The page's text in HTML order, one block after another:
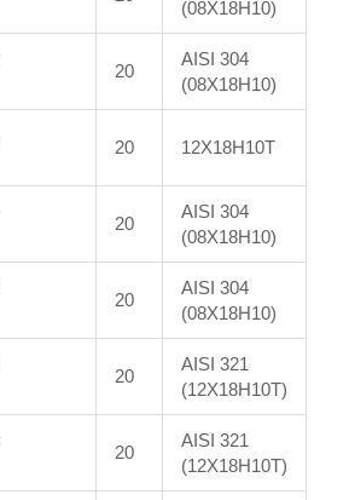
(08Х18Н10)
20
AISI 304
(08Х18Н10)
20 12Х18Н10Т
20
AISI 304
(08Х18Н10)
20
AISI 304
(08Х18Н10)
20
AISI 321
(12Х18Н10Т)
20
AISI 321
(12Х18Н10Т)